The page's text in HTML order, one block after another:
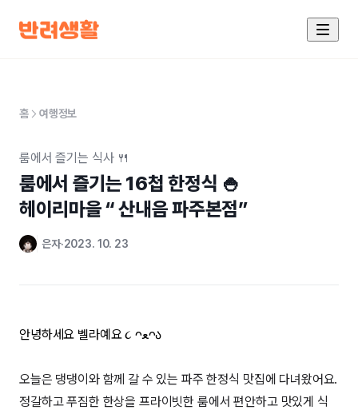
홈 여행정보
룸에서 즐기는 식사 🍴
룸에서 즐기는 16첩 한정식 🍚
헤이리마을 “ 산내음 파주본점”
은자 2023. 10. 23
안녕하세요 벨라예요૮ ᴖﻌᴖა
오늘은 댕댕이와 함께 갈 수 있는 파주 한정식 맛집에 다녀왔어요.
정갈하고 푸짐한 한상을 프라이빗한 룸에서 편안하고 맛있게 식